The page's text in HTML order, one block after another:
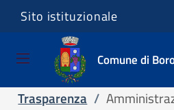
Salta e vai al contenuto
Salta e vai al footer
Sito istituzionale
Comune di
/ Servizi
Trasparenza /